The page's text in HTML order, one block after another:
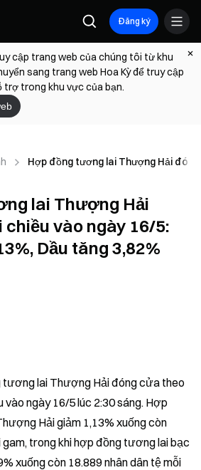
Đăng ký
cập trang web của chúng tôi từ khu
sang trang web Hoa Kỳ để truy cập
trợ trong khu vực của bạn.
Hợp đồng tương lai Thượng Hải
lai Thượng Hải
vào ngày 16/5:
Dầu tăng 3,82%
tương lai Thượng Hải đóng cửa theo
ngày 16/5 lúc 2:30 sáng. Hợp
Hải giảm 1,13% xuống còn
gam, trong khi hợp đồng tương lai bạc
xuống còn 18.889 nhân dân tệ mỗi